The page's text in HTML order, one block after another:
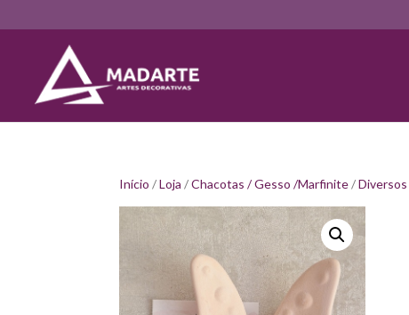
Início /Loja /Chacotas / Gesso /Marfinite/Diversos